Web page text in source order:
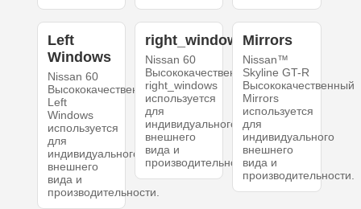
Left
Windows
Nissan 60
Высококачественный
Left
Windows
используется
для
индивидуального
внешнего
вида и
производительности.
right_windows
Nissan 60
Высококачественный
right_windows
используется
для
индивидуального
внешнего
вида и
производительности.
Mirrors
Nissan™
Skyline GT-R
Высококачественный
Mirrors
используется
для
индивидуального
внешнего
вида и
производительности.